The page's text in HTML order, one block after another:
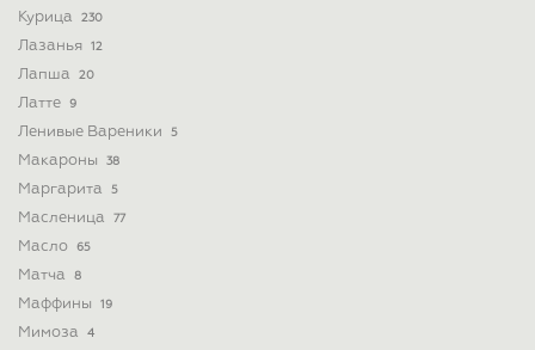
Курица 230
Лазанья 12
Лапша 20
Латте 9
Ленивые Вареники 5
Макароны 38
Маргарита 5
Масленица 77
Масло 65
Матча 8
Маффины 19
Мимоза 4